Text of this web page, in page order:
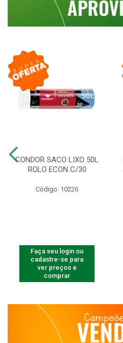
CONDOR SACO LIXO 50L
ROLO ECON C/30
Código: 10226
Faça seu login ou
cadastre-se para
ver preços e
comprar